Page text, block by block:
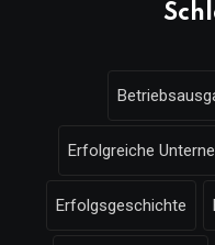
Erfolgreiche
Erfolgsgeschichte